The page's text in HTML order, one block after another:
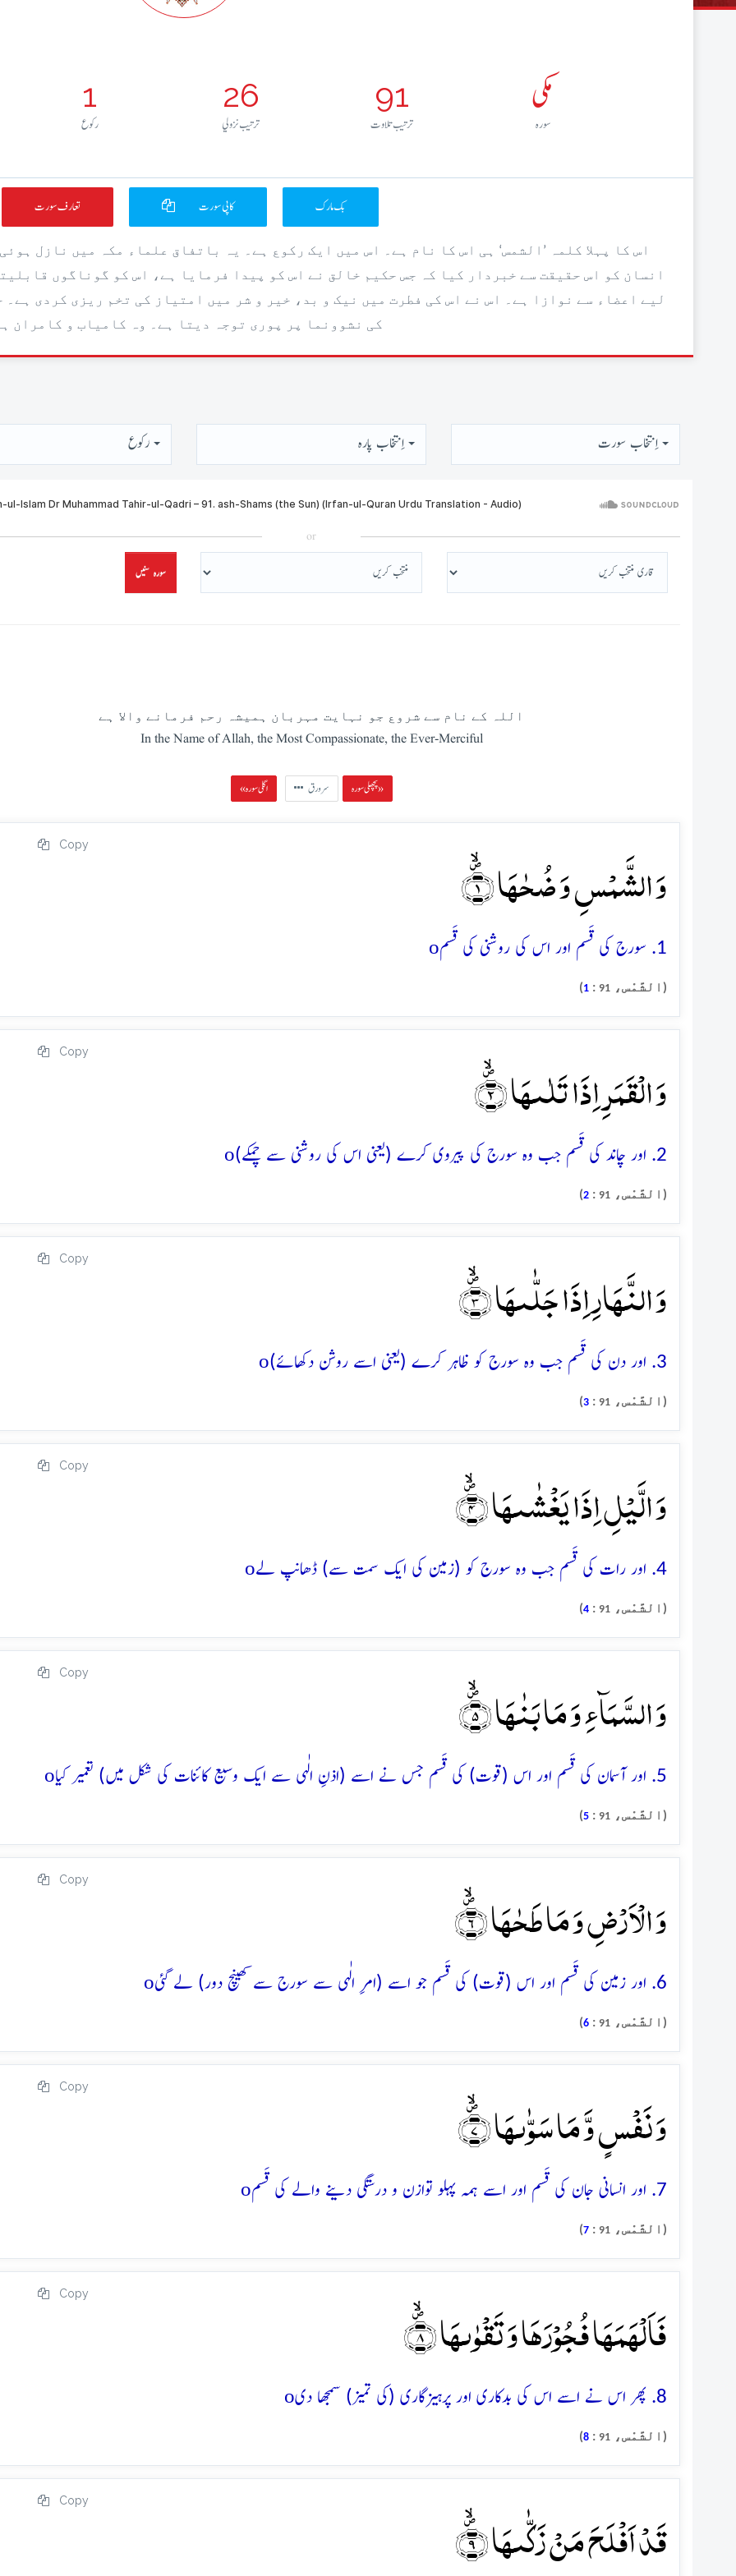
1
رکوع
26
ترتيب نزولي
91
ترتيب تلاوت
مکی
سورہ
تعارف سورت کاپی سورت بک مارک
اس کا پہلا کلمہ ’الشمس‘ ہی اس کا نام ہے۔ اس میں ایک رکوع ہے۔ یہ باتفاق علماء مکہ میں نازل
انسان کو اس حقیقت سے خبردار کیا کہ جس حکیم خالق نے اس کو پیدا فرمایا ہے، اس کو گوناگوں
لیے اعضاء سے نوازا ہے۔ اس نے اس کی فطرت میں نیک و بد، خیر و شر میں امتیاز کی تخم ریزی کردی
کی نشوونما پر پوری توجہ دیتا ہے۔ وہ کامیاب و کامران
اِنتخاب سورت اِنتخاب پارہ رُكوع
or
سورہ سنیں
اللہ کے نام سے شروع جو نہایت مہربان ہمیشہ رحم فرمانے والا ہے
In the Name of Allah, the Most Compassionate, the Ever-Merciful
پچھلی سورہ » سرورق « اگلی سورہ
Copy
وَ الشَّمۡسِ وَ ضُحٰہَا ۪ۙ﴿۱﴾
1. سورج کی قَسم اور اس کی روشنی کی قَسم o
(الشَّمْس، 91
:
1
)
Copy
وَ الۡقَمَرِ اِذَا تَلٰىہَا ۪ۙ﴿۲﴾
2. اور چاند کی قَسم جب وہ سورج کی پیروی کرے (یعنی اس کی روشنی سے چمکے) o
(الشَّمْس، 91
:
2
)
Copy
وَ النَّہَارِ اِذَا جَلّٰىہَا ۪ۙ﴿۳﴾
3. اور دن کی قَسم جب وہ سورج کو ظاہر کرے (یعنی اسے روشن دکھائے) o
(الشَّمْس، 91
:
3
)
Copy
وَ الَّیۡلِ اِذَا یَغۡشٰىہَا ۪ۙ﴿۴﴾
4. اور رات کی قَسم جب وہ سورج کو (زمین کی ایک سمت سے) ڈھانپ لے o
(الشَّمْس، 91
:
4
)
Copy
وَ السَّمَآءِ وَ مَا بَنٰہَا ۪ۙ﴿۵﴾
5. اور آسمان کی قَسم اور اس (قوت) کی قَسم جس نے اسے (اذنِ الٰہی سے ایک وسیع کائنات کی شکل میں) تعمیر کیا o
(الشَّمْس، 91
:
5
)
Copy
وَ الۡاَرۡضِ وَ مَا طَحٰہَا ۪ۙ﴿۶﴾
6. اور زمین کی قَسم اور اس (قوت) کی قَسم جو اسے (امرِ الٰہی سے سورج سے کھینچ دور) لے گئی o
(الشَّمْس، 91
:
6
)
Copy
وَ نَفۡسٍ وَّ مَا سَوّٰىہَا ۪ۙ﴿۷﴾
7. اور انسانی جان کی قَسم اور اسے ہمہ پہلو توازن و درستگی دینے والے کی قَسم o
(الشَّمْس، 91
:
7
)
Copy
فَاَلۡہَمَہَا فُجُوۡرَہَا وَ تَقۡوٰىہَا ۪ۙ﴿۸﴾
8. پھر اس نے اسے اس کی بدکاری اور پرہیزگاری (کی تمیز) سمجھا دی o
(الشَّمْس، 91
:
8
)
Copy
قَدۡ اَفۡلَحَ مَنۡ زَکّٰىہَا ۪ۙ﴿۹﴾